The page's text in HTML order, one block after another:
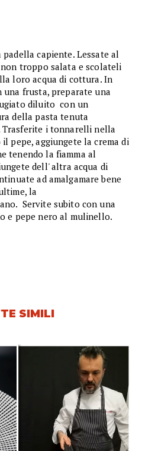
capiente. Lessate al
troppo salata e scolateli
loro acqua di cottura. In
frusta, preparate una
diluito con un
della pasta tenuta
Trasferite i tonnarelli nella
pepe, aggiungete la crema di
tenendo la fiamma al
dell' altra acqua di
ad amalgamare bene
la
Servite subito con una
e pepe nero al mulinello.
SIMILI